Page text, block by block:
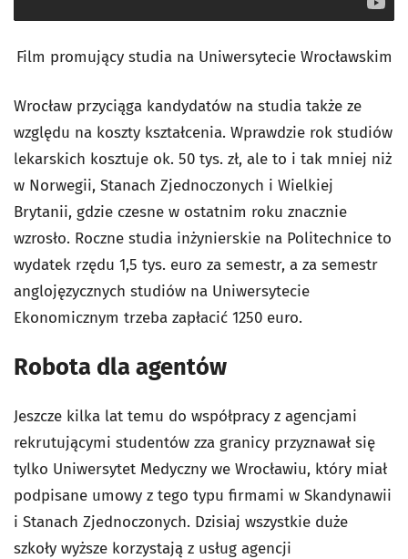
Film promujący studia na Uniwersytecie Wrocławskim
Wrocław przyciąga kandydatów na studia także ze
względu na koszty kształcenia. Wprawdzie rok studiów
lekarskich kosztuje ok. 50 tys. zł, ale to i tak mniej niż
w Norwegii, Stanach Zjednoczonych i Wielkiej
Brytanii, gdzie czesne w ostatnim roku znacznie
wzrosło. Roczne studia inżynierskie na Politechnice to
wydatek rzędu 1,5 tys. euro za semestr, a za semestr
anglojęzycznych studiów na Uniwersytecie
Ekonomicznym trzeba zapłacić 1250 euro.
Robota dla agentów
Jeszcze kilka lat temu do współpracy z agencjami
rekrutującymi studentów zza granicy przyznawał się
tylko Uniwersytet Medyczny we Wrocławiu, który miał
podpisane umowy z tego typu firmami w Skandynawii
i Stanach Zjednoczonych. Dzisiaj wszystkie duże
szkoły wyższe korzystają z usług agencji